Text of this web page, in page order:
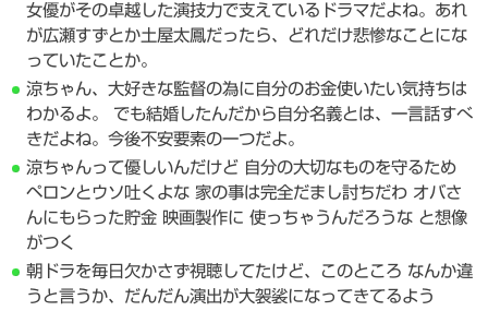
女優がその卓越した演技力で支えているドラマだよね。あれ
が広瀬すずとか土屋太鳳だったら、どれだけ悲惨なことにな
っていたことか。
涼ちゃん、大好きな監督の為に自分のお金使いたい気持ちは
わかるよ。 でも結婚したんだから自分名義とは、一言話すべ
きだよね。今後不安要素の一つだよ。
涼ちゃんって優しいんだけど 自分の大切なものを守るため
ペロンとウソ吐くよな 家の事は完全だまし討ちだわ オバさ
んにもらった貯金 映画製作に 使っちゃうんだろうな と想像
がつく
朝ドラを毎日欠かさず視聴してたけど、このところ なんか違
うと言うか、だんだん演出が大袈裟になってきてるよう